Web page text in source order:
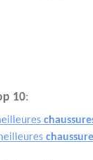
10: